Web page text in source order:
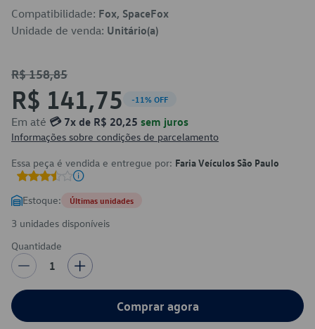
Compatibilidade: Fox, SpaceFox
Unidade de venda: Unitário(a)
R$ 158,85
R$ 141,75 -11% OFF
Em até 💳 7x de R$ 20,25 sem juros
Informações sobre condições de parcelamento
Essa peça é vendida e entregue por: Faria Veículos São Paulo
Estoque: Últimas unidades
3 unidades disponíveis
Quantidade
1
Comprar agora